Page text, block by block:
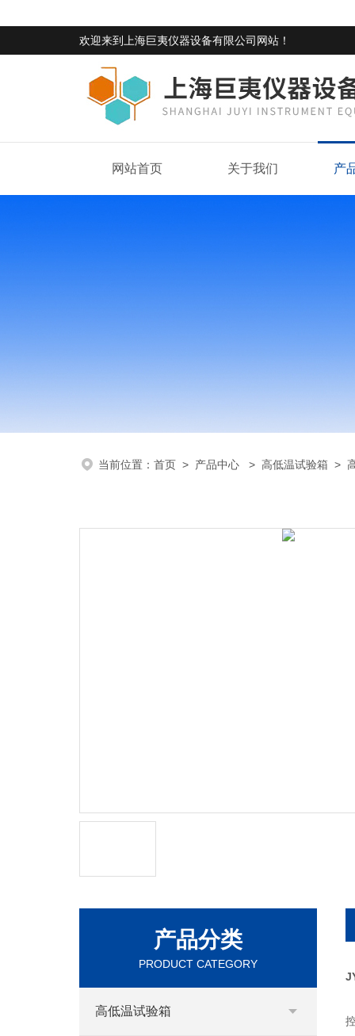
欢迎来到 上海巨夷仪器设备有限公司网站 ！
网站首页 关于我们 产
当前位置： 首页 > 产品中心 > 高低温试验箱 >
产品分类
PRODUCT CATEGORY
高低温试验箱